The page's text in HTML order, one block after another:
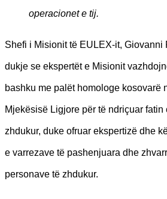
operacionet e tij.
Shefi i Misionit të EULEX-it, Giovanni
dukje se ekspertët e Misionit
bashku me palët homologe kosovarë
Mjekësisë Ligjore për të ndriçuar fatin
zhdukur, duke ofruar ekspertizë dhe
e varrezave të pashenjuara dhe
personave të zhdukur.